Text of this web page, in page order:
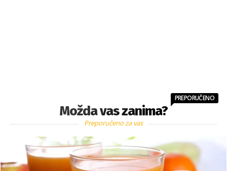
Možda vas zanima?
PREPORUČENO
Preporučeno za vas